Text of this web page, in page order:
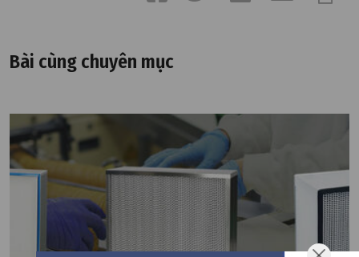
Bài cùng chuyên mục